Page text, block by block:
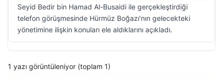
Seyid Bedir bin Hamad Al-Busaidi ile gerçekleştirdiği
telefon görüşmesinde Hürmüz Boğazı’nın gelecekteki
yönetimine ilişkin konuları ele aldıklarını açıkladı.
1 yazı görüntüleniyor (toplam 1)